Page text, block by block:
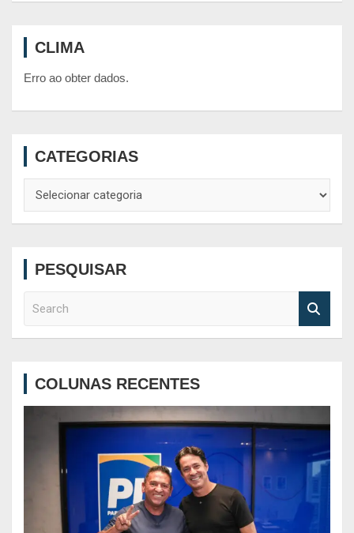
CLIMA
Erro ao obter dados.
CATEGORIAS
PESQUISAR
COLUNAS RECENTES